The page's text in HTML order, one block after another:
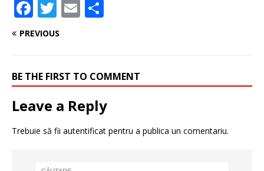
F
a
c
b
o
k
T
w
it
r
E
m
a
z
ă
PREVIOUS
BE THE FIRST TO COMMENT
Leave a Reply
Trebuie să fii autentificat pentru a publica un comentariu.